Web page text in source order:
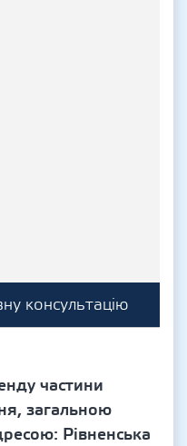
консультацію
частини
загальною
Рівненська